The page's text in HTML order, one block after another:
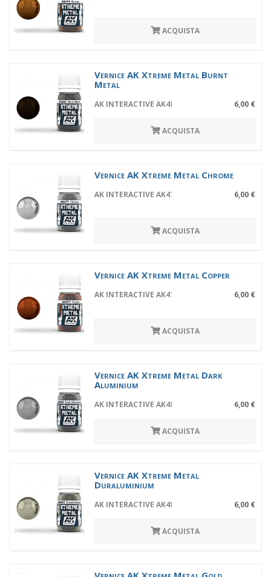
ACQUISTA
Vernice AK Xtreme Metal Burnt
Metal
AK INTERACTIVE AK484 6,00 €
ACQUISTA
Vernice AK Xtreme Metal Chrome
AK INTERACTIVE AK477 6,00 €
ACQUISTA
Vernice AK Xtreme Metal Copper
AK INTERACTIVE AK473 6,00 €
ACQUISTA
Vernice AK Xtreme Metal Dark
Aluminium
AK INTERACTIVE AK480 6,00 €
ACQUISTA
Vernice AK Xtreme Metal
Duraluminium
AK INTERACTIVE AK482 6,00 €
ACQUISTA